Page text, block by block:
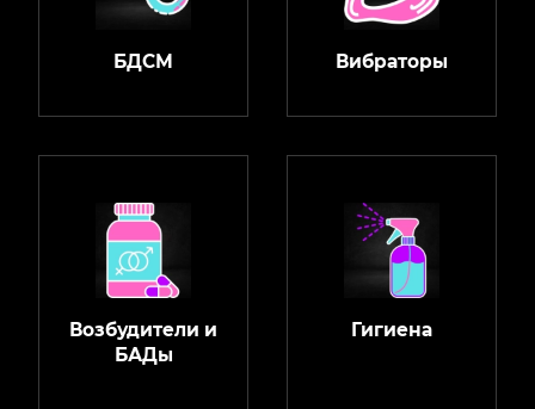
БДСМ Вибраторы
Возбудители и
БАДы
Гигиена